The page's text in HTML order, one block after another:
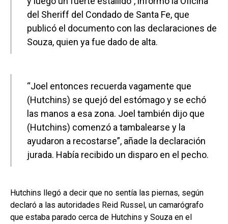
del Sheriff del Condado de Santa Fe, que
publicó el documento con las declaraciones de
Souza, quien ya fue dado de alta.
“Joel entonces recuerda vagamente que
(Hutchins) se quejó del estómago y se echó
las manos a esa zona. Joel también dijo que
(Hutchins) comenzó a tambalearse y la
ayudaron a recostarse”, añade la declaración
jurada. Había recibido un disparo en el pecho.
Hutchins llegó a decir que no sentía las piernas, según
declaró a las autoridades Reid Russel, un camarógrafo
que estaba parado cerca de Hutchins y Souza en el